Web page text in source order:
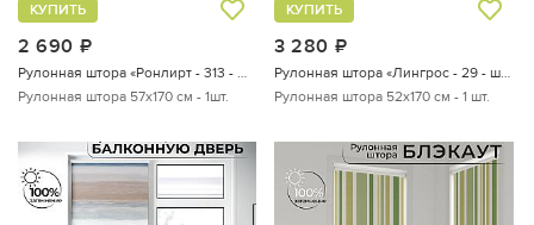
2 690
КУПИТЬ
Рулонная штора «Ронлирт - 313 - ширина 57 см»
Рулонная штора 57х170 см - 1шт.
3 280
КУПИТЬ
Рулонная штора «Лингрос - 29 - ширина 52 см»
Рулонная штора 52х170 см - 1 шт.